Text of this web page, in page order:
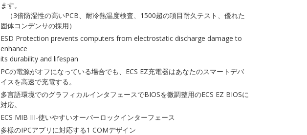
ます。
（3倍防湿性の高いPCB、耐冷熱温度検査、1500超の項目耐久テスト、優れた
固体コンデンサの採用）
ESD Protection prevents computers from electrostatic discharge damage to
enhance
its durability and lifespan
PCの電源がオフになっている場合でも、ECS EZ充電器はあなたのスマートデバ
イスを高速で充電する。
多言語環境でのグラフィカルインタフェースでBIOSを微調整用のECS EZ BIOSに
対応。
ECS MIB III-使いやすいオーバーロックインターフェース
多様のIPCアプリに対応する1 COMデザイン